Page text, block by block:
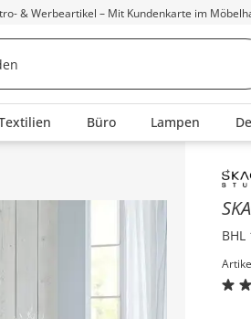
& Werbeartikel – Mit Kundenkarte im
Büro Lampen